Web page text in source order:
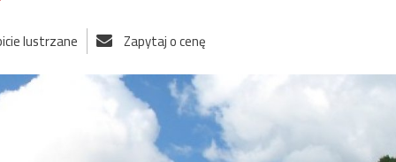
inwentarskie
sauna wielokondygnacyjny
GARAŻE:
bez garażu
lustrzane Zapytaj o cenę